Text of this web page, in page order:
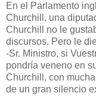
En el Parlamento
Churchill, una
Churchill no le
discursos. Pero le
-Sr. Ministro, si
pondría veneno en
Churchill, con
de un gran silencio